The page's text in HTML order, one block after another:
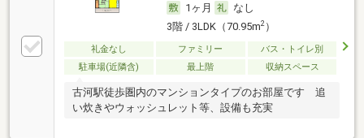
1ヶ月
なし
3階 / 3LDK（70.95m2）
礼金なし ファミリー
バス・トイレ別
駐車場(近隣含)
最上階 収納スペース
古河駅徒歩圏内のマンションタイプのお部屋です 追
い炊きやウォッシュレット等、設備も充実